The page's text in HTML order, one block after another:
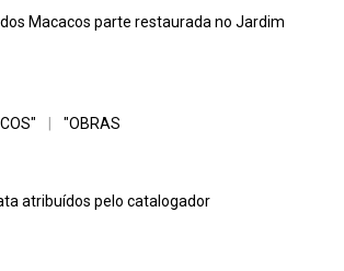
Macacos parte restaurada no Jardim
"OBRAS
atribuídos pelo catalogador